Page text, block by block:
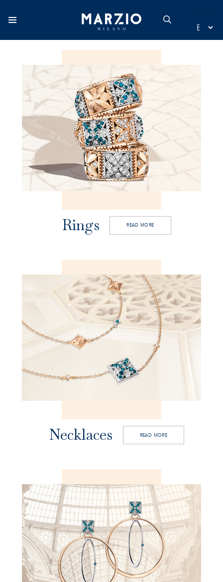
Collection
Origin
Inspiration
New additions
Catalogue
INFO@MARZIOMILANO.COM
ES EN IT
Rings READ MORE
Necklaces READ MORE